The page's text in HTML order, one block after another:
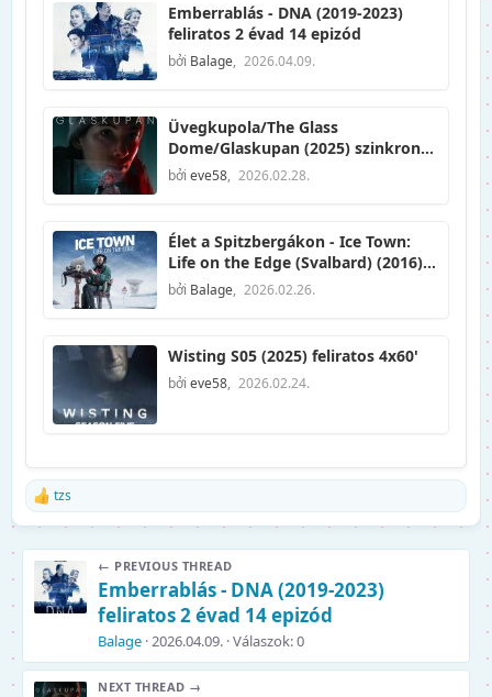
Emberrablás - DNA (2019-2023)
feliratos 2 évad 14 epizód
bởi Balage, 2026.04.09.
Üvegkupola/The Glass
Dome/Glaskupan (2025) szinkronos
+ feliratos 6x46'
bởi eve58, 2026.02.28.
Élet a Spitzbergákon - Ice Town:
Life on the Edge (Svalbard) (2016)
szinkronizált 10 epizód
bởi Balage, 2026.02.26.
Wisting S05 (2025) feliratos 4x60'
bởi eve58, 2026.02.24.
R
k
ó
tzs
← PREVIOUS THREAD
Emberrablás - DNA (2019-2023)
feliratos 2 évad 14 epizód
Balage 2026.04.09. Válaszok: 0
NEXT THREAD →